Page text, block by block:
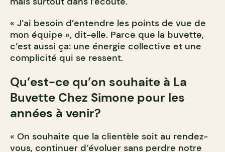
« J’ai besoin d’entendre les points de vue de
mon équipe », dit-elle. Parce que la buvette,
c’est aussi ça: une énergie collective et une
complicité qui se ressent.
Qu’est-ce qu’on souhaite à La
Buvette Chez Simone pour les
années à venir?
« On souhaite que la clientèle soit au rendez-
vous, continuer d’évoluer sans perdre notre